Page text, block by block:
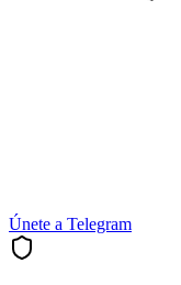
Únete a Telegram